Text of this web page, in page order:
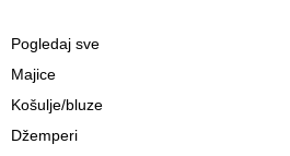
Pogledaj sve
Majice
Košulje/bluze
Džemperi